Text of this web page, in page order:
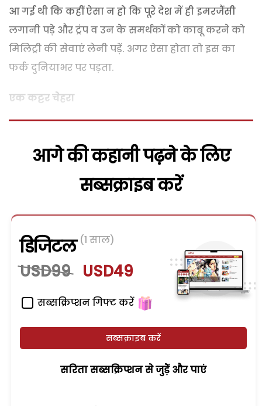
आ गई थी कि कहीं ऐसा न हो कि पूरे देश में ही इमरजैंसी
लगानी पड़े और ट्रंप व उन के समर्थकों को काबू करने को
मिलिट्री की सेवाएं लेनी पड़ें. अगर ऐसा होता तो इस का
फर्क दुनियाभर पर पड़ता.
एक कट्टर चेहरा
आगे की कहानी पढ़ने के लिए
सब्सक्राइब करें
डिजिटल (1 साल)
USD99 USD49
सब्सक्रिप्शन गिफ्ट करें
सब्सक्राइब करें
सरिता सब्सक्रिप्शन से जुड़ेें और पाएं